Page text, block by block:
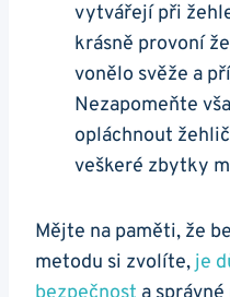
vytvářejí‌ při
krásně provoní
vonělo ‌svěže⁣ a
‍Nezapomeňte
opláchnout
veškeré zbytky
Mějte ​na paměti, že
metodu si zvolíte, je